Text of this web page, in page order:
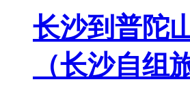
长沙到普陀
（长沙自组